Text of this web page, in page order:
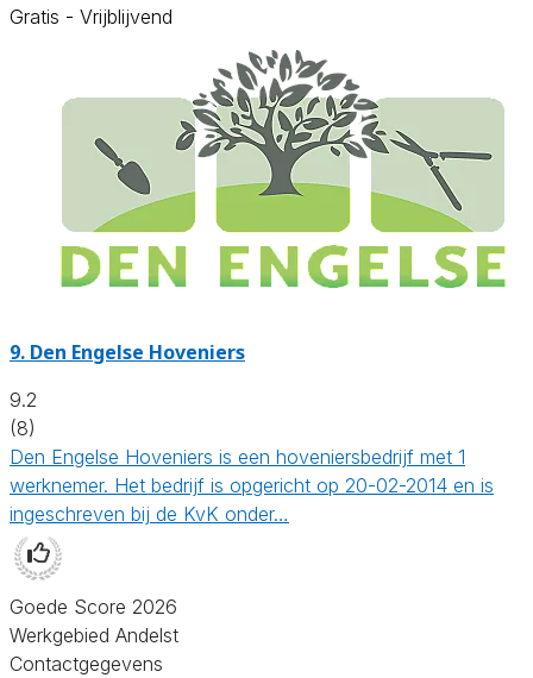
Gratis - Vrijblijvend
9. Den Engelse Hoveniers
9.2
(8)
Den Engelse Hoveniers is een hoveniersbedrijf met 1
werknemer. Het bedrijf is opgericht op 20-02-2014 en is
ingeschreven bij de KvK onder…
Goede Score 2026
Werkgebied Andelst
Contactgegevens